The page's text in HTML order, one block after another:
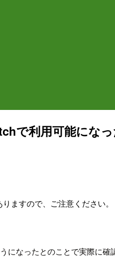
で利用可能にな
ますので、ご注意ください。
なったとのことで実際に確